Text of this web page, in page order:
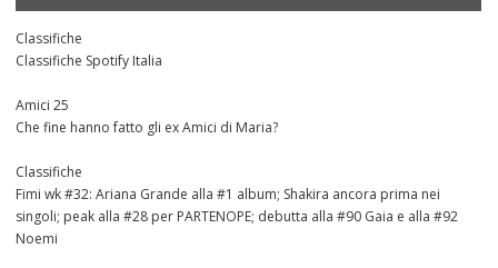
Classifiche
Classifiche Spotify Italia
Amici 25
Che fine hanno fatto gli ex Amici di Maria?
Classifiche
Fimi wk #32: Ariana Grande alla #1 album; Shakira ancora prima nei
singoli; peak alla #28 per PARTENOPE; debutta alla #90 Gaia e alla #92
Noemi